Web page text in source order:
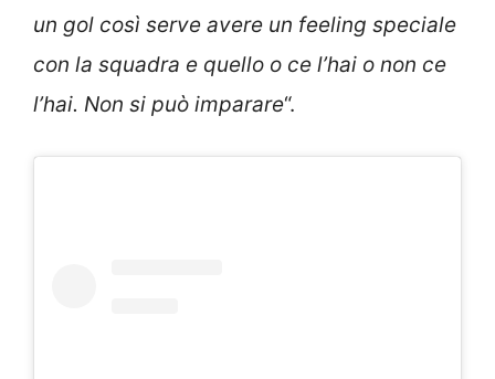
un gol così serve avere un feeling speciale
con la squadra e quello o ce l’hai o non ce
l’hai. Non si può imparare“.